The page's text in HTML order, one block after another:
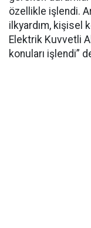
özellikle işlendi.
ilkyardım, kişisel
Elektrik Kuvvetli
konuları işlendi”